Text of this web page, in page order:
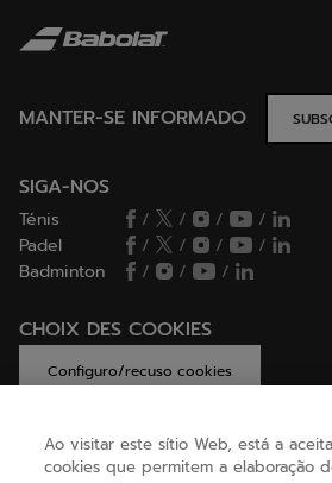
MANTER-SE INFORMADO
SIGA-NOS
Ténis / / /
/
Padel
/ / /
/
Badminton
/ / /
CHOIX DES COOKIES
Configuro/recuso cookies
Ao visitar este sítio Web, está a
cookies que permitem a elaboração